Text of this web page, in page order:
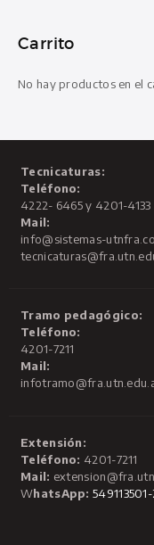
Carrito
No hay productos en el
Tecnicaturas:
Teléfono:
4222- 6465 y 4201-4133
Mail:
info@sistemas-
Tramo pedagógico:
Teléfono:
4201-7211
Mail:
Extensión:
Teléfono: 4201-7211
Mail:
WhatsApp: